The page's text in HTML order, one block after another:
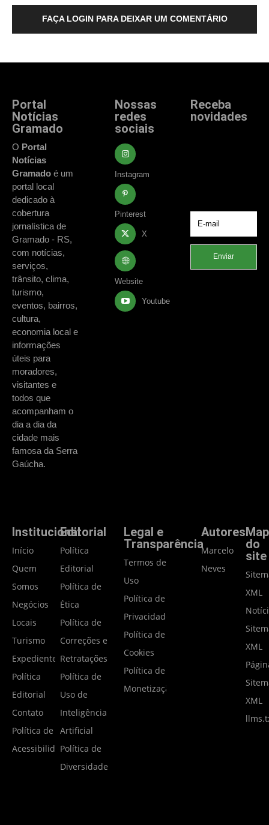
FAÇA LOGIN PARA DEIXAR UM COMENTÁRIO
Portal
Notícias
Gramado
O Portal
Notícias
Gramado é um
portal local
dedicado à
cobertura
jornalística de
Gramado - RS,
com notícias,
serviços,
trânsito, clima,
turismo,
eventos, bairros,
cultura,
economia local e
informações
úteis para
moradores,
visitantes e
todos que
acompanham o
dia a dia da
cidade mais
famosa da Serra
Gaúcha.
Nossas
redes
sociais
Instagram
Pinterest
X
Website
Youtube
Receba
novidades
Enviar
Institucional
Início
Quem
Somos
Negócios
Locais
Turismo
Expediente
Política
Editorial
Contato
Política de
Acessibilidade
Editorial
Política
Editorial
Política de
Ética
Política de
Correções e
Retratações
Política de
Uso de
Inteligência
Artificial
Política de
Diversidade
Legal e
Transparência
Termos de
Uso
Política de
Privacidade
Política de
Cookies
Política de
Monetização
Autores
Marcelo
Neves
do
site
XML
XML
XML